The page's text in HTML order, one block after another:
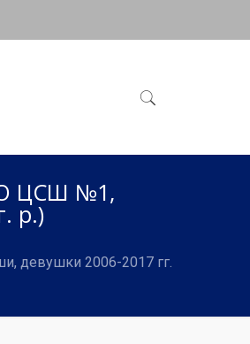
ЦСШ №1,
р.)
девушки 2006-2017 гг.